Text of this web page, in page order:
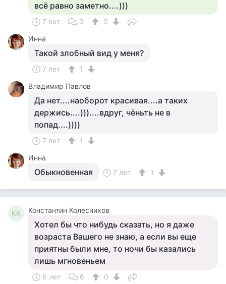
всё равно заметно....)))
7 лет 3
0
Инна
Такой злобный вид у меня?
7 лет
1
Владимир Павлов
Да нет....наоборот красивая....а таких
держись....)))....вдруг, чёньть не в
попад....))))
7 лет
1
Инна
Обыкновенная 7 лет 1
КК Константин Колесников
Хотел бы что нибудь сказать, но я даже
возраста Вашего не знаю, а если вы еще
приятны были мне, то ночи бы казались
лишь мгновеньем
6 лет 6 0